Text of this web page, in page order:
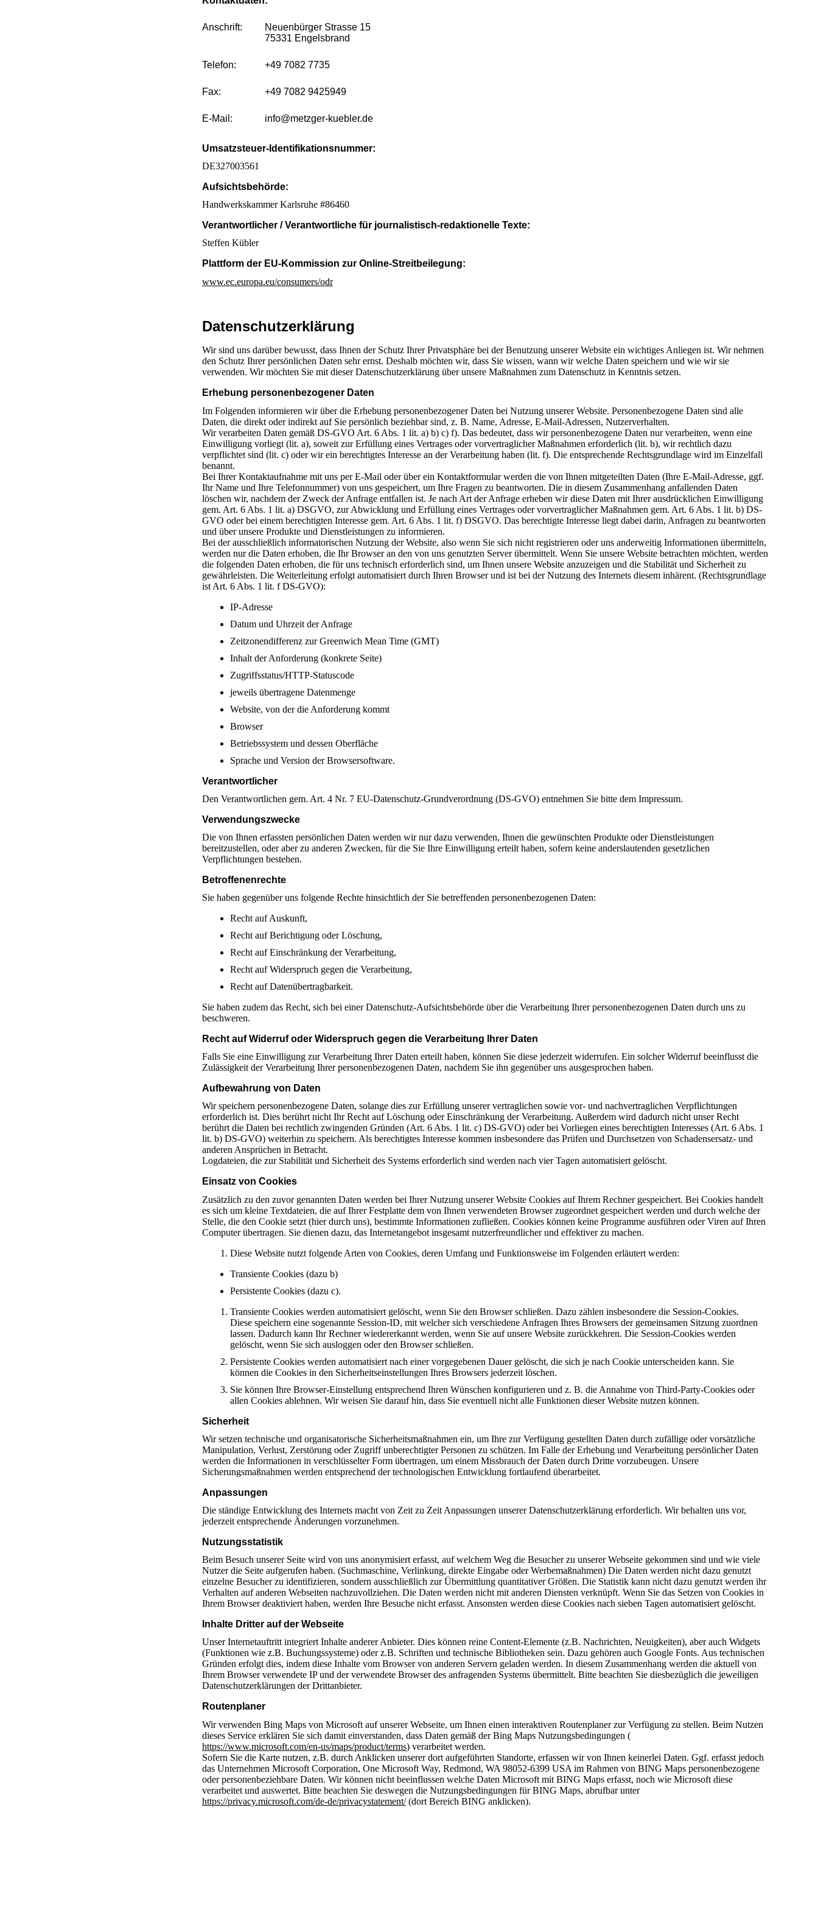
Anschrift:
Neuenbürger Strasse 15
75331 Engelsbrand
Telefon: +49 7082 7735
Fax: +49 7082 9425949
E-Mail: info@metzger-kuebler.de
Umsatzsteuer-Identifikationsnummer:
DE327003561
Aufsichtsbehörde:
Handwerkskammer Karlsruhe #86460
Verantwortlicher / Verantwortliche für journalistisch-redaktionelle Texte:
Steffen Kübler
Plattform der EU-Kommission zur Online-Streitbeilegung:
www.ec.europa.eu/consumers/odr
Datenschutz­erklärung
Wir sind uns darüber bewusst, dass Ihnen der Schutz Ihrer Privatsphäre bei der Benutzung unserer Website ein wichtiges Anliegen ist. Wir nehmen
den Schutz Ihrer persönlichen Daten sehr ernst. Deshalb möchten wir, dass Sie wissen, wann wir welche Daten speichern und wie wir sie
verwenden. Wir möchten Sie mit dieser Datenschutzerklärung über unsere Maßnahmen zum Datenschutz in Kenntnis setzen.
Erhebung personenbezogener Daten
Im Folgenden informieren wir über die Erhebung personenbezogener Daten bei Nutzung unserer Website. Personenbezogene Daten sind alle
Daten, die direkt oder indirekt auf Sie persönlich beziehbar sind, z. B. Name, Adresse, E-Mail-Adressen, Nutzerverhalten.
Wir verarbeiten Daten gemäß DS-GVO Art. 6 Abs. 1 lit. a) b) c) f). Das bedeutet, dass wir personenbezogene Daten nur verarbeiten, wenn eine
Einwilligung vorliegt (lit. a), soweit zur Erfüllung eines Vertrages oder vorvertraglicher Maßnahmen erforderlich (lit. b), wir rechtlich dazu
verpflichtet sind (lit. c) oder wir ein berechtigtes Interesse an der Verarbeitung haben (lit. f). Die entsprechende Rechtsgrundlage wird im Einzelfall
benannt.
Bei Ihrer Kontaktaufnahme mit uns per E-Mail oder über ein Kontaktformular werden die von Ihnen mitgeteilten Daten (Ihre E-Mail-Adresse, ggf.
Ihr Name und Ihre Telefonnummer) von uns gespeichert, um Ihre Fragen zu beantworten. Die in diesem Zusammenhang anfallenden Daten
löschen wir, nachdem der Zweck der Anfrage entfallen ist. Je nach Art der Anfrage erheben wir diese Daten mit Ihrer ausdrücklichen Einwilligung
gem. Art. 6 Abs. 1 lit. a) DSGVO, zur Abwicklung und Erfüllung eines Vertrages oder vorvertraglicher Maßnahmen gem. Art. 6 Abs. 1 lit. b) DS-
GVO oder bei einem berechtigten Interesse gem. Art. 6 Abs. 1 lit. f) DSGVO. Das berechtigte Interesse liegt dabei darin, Anfragen zu beantworten
und über unsere Produkte und Dienstleistungen zu informieren.
Bei der ausschließlich informatorischen Nutzung der Website, also wenn Sie sich nicht registrieren oder uns anderweitig Informationen übermitteln,
werden nur die Daten erhoben, die Ihr Browser an den von uns genutzten Server übermittelt. Wenn Sie unsere Website betrachten möchten, werden
die folgenden Daten erhoben, die für uns technisch erforderlich sind, um Ihnen unsere Website anzuzeigen und die Stabilität und Sicherheit zu
gewährleisten. Die Weiterleitung erfolgt automatisiert durch Ihren Browser und ist bei der Nutzung des Internets diesem inhärent. (Rechtsgrundlage
ist Art. 6 Abs. 1 lit. f DS-GVO):
IP-Adresse
Datum und Uhrzeit der Anfrage
Zeitzonendifferenz zur Greenwich Mean Time (GMT)
Inhalt der Anforderung (konkrete Seite)
Zugriffsstatus/HTTP-Statuscode
jeweils übertragene Datenmenge
Website, von der die Anforderung kommt
Browser
Betriebssystem und dessen Oberfläche
Sprache und Version der Browsersoftware.
Verantwortlicher
Den Verantwortlichen gem. Art. 4 Nr. 7 EU-Datenschutz-Grundverordnung (DS-GVO) entnehmen Sie bitte dem Impressum.
Verwendungszwecke
Die von Ihnen erfassten persönlichen Daten werden wir nur dazu verwenden, Ihnen die gewünschten Produkte oder Dienstleistungen
bereitzustellen, oder aber zu anderen Zwecken, für die Sie Ihre Einwilligung erteilt haben, sofern keine anderslautenden gesetzlichen
Verpflichtungen bestehen.
Betroffenenrechte
Sie haben gegenüber uns folgende Rechte hinsichtlich der Sie betreffenden personenbezogenen Daten:
Recht auf Auskunft,
Recht auf Berichtigung oder Löschung,
Recht auf Einschränkung der Verarbeitung,
Recht auf Widerspruch gegen die Verarbeitung,
Recht auf Datenübertragbarkeit.
Sie haben zudem das Recht, sich bei einer Datenschutz-Aufsichtsbehörde über die Verarbeitung Ihrer personenbezogenen Daten durch uns zu
beschweren.
Recht auf Widerruf oder Widerspruch gegen die Verarbeitung Ihrer Daten
Falls Sie eine Einwilligung zur Verarbeitung Ihrer Daten erteilt haben, können Sie diese jederzeit widerrufen. Ein solcher Widerruf beeinflusst die
Zulässigkeit der Verarbeitung Ihrer personenbezogenen Daten, nachdem Sie ihn gegenüber uns ausgesprochen haben.
Aufbewahrung von Daten
Wir speichern personenbezogene Daten, solange dies zur Erfüllung unserer vertraglichen sowie vor- und nachvertraglichen Verpflichtungen
erforderlich ist. Dies berührt nicht Ihr Recht auf Löschung oder Einschränkung der Verarbeitung. Außerdem wird dadurch nicht unser Recht
berührt die Daten bei rechtlich zwingenden Gründen (Art. 6 Abs. 1 lit. c) DS-GVO) oder bei Vorliegen eines berechtigten Interesses (Art. 6 Abs. 1
lit. b) DS-GVO) weiterhin zu speichern. Als berechtigtes Interesse kommen insbesondere das Prüfen und Durchsetzen von Schadensersatz- und
anderen Ansprüchen in Betracht.
Logdateien, die zur Stabilität und Sicherheit des Systems erforderlich sind werden nach vier Tagen automatisiert gelöscht.
Einsatz von Cookies
Zusätzlich zu den zuvor genannten Daten werden bei Ihrer Nutzung unserer Website Cookies auf Ihrem Rechner gespeichert. Bei Cookies handelt
es sich um kleine Textdateien, die auf Ihrer Festplatte dem von Ihnen verwendeten Browser zugeordnet gespeichert werden und durch welche der
Stelle, die den Cookie setzt (hier durch uns), bestimmte Informationen zufließen. Cookies können keine Programme ausführen oder Viren auf Ihren
Computer übertragen. Sie dienen dazu, das Internetangebot insgesamt nutzerfreundlicher und effektiver zu machen.
Diese Website nutzt folgende Arten von Cookies, deren Umfang und Funktionsweise im Folgenden erläutert werden:
Transiente Cookies (dazu b)
Persistente Cookies (dazu c).
Transiente Cookies werden automatisiert gelöscht, wenn Sie den Browser schließen. Dazu zählen insbesondere die Session-Cookies.
Diese speichern eine sogenannte Session-ID, mit welcher sich verschiedene Anfragen Ihres Browsers der gemeinsamen Sitzung zuordnen
lassen. Dadurch kann Ihr Rechner wiedererkannt werden, wenn Sie auf unsere Website zurückkehren. Die Session-Cookies werden
gelöscht, wenn Sie sich ausloggen oder den Browser schließen.
Persistente Cookies werden automatisiert nach einer vorgegebenen Dauer gelöscht, die sich je nach Cookie unterscheiden kann. Sie
können die Cookies in den Sicherheitseinstellungen Ihres Browsers jederzeit löschen.
Sie können Ihre Browser-Einstellung entsprechend Ihren Wünschen konfigurieren und z. B. die Annahme von Third-Party-Cookies oder
allen Cookies ablehnen. Wir weisen Sie darauf hin, dass Sie eventuell nicht alle Funktionen dieser Website nutzen können.
Sicherheit
Wir setzen technische und organisatorische Sicherheitsmaßnahmen ein, um Ihre zur Verfügung gestellten Daten durch zufällige oder vorsätzliche
Manipulation, Verlust, Zerstörung oder Zugriff unberechtigter Personen zu schützen. Im Falle der Erhebung und Verarbeitung persönlicher Daten
werden die Informationen in verschlüsselter Form übertragen, um einem Missbrauch der Daten durch Dritte vorzubeugen. Unsere
Sicherungsmaßnahmen werden entsprechend der technologischen Entwicklung fortlaufend überarbeitet.
Anpassungen
Die ständige Entwicklung des Internets macht von Zeit zu Zeit Anpassungen unserer Datenschutzerklärung erforderlich. Wir behalten uns vor,
jederzeit entsprechende Änderungen vorzunehmen.
Nutzungsstatistik
Beim Besuch unserer Seite wird von uns anonymisiert erfasst, auf welchem Weg die Besucher zu unserer Webseite gekommen sind und wie viele
Nutzer die Seite aufgerufen haben. (Suchmaschine, Verlinkung, direkte Eingabe oder Werbemaßnahmen) Die Daten werden nicht dazu genutzt
einzelne Besucher zu identifizieren, sondern ausschließlich zur Übermittlung quantitativer Größen. Die Statistik kann nicht dazu genutzt werden ihr
Verhalten auf anderen Webseiten nachzuvollziehen. Die Daten werden nicht mit anderen Diensten verknüpft. Wenn Sie das Setzen von Cookies in
Ihrem Browser deaktiviert haben, werden Ihre Besuche nicht erfasst. Ansonsten werden diese Cookies nach sieben Tagen automatisiert gelöscht.
Inhalte Dritter auf der Webseite
Unser Internetauftritt integriert Inhalte anderer Anbieter. Dies können reine Content-Elemente (z.B. Nachrichten, Neuigkeiten), aber auch Widgets
(Funktionen wie z.B. Buchungssysteme) oder z.B. Schriften und technische Bibliotheken sein. Dazu gehören auch Google Fonts. Aus technischen
Gründen erfolgt dies, indem diese Inhalte vom Browser von anderen Servern geladen werden. In diesem Zusammenhang werden die aktuell von
Ihrem Browser verwendete IP und der verwendete Browser des anfragenden Systems übermittelt. Bitte beachten Sie diesbezüglich die jeweiligen
Datenschutzerklärungen der Drittanbieter.
Routenplaner
Wir verwenden Bing Maps von Microsoft auf unserer Webseite, um Ihnen einen interaktiven Routenplaner zur Verfügung zu stellen. Beim Nutzen
dieses Service erklären Sie sich damit einverstanden, dass Daten gemäß der Bing Maps Nutzungsbedingungen (
https://www.microsoft.com/en-us/maps/product/terms) verarbeitet werden.
Sofern Sie die Karte nutzen, z.B. durch Anklicken unserer dort aufgeführten Standorte, erfassen wir von Ihnen keinerlei Daten. Ggf. erfasst jedoch
das Unternehmen Microsoft Corporation, One Microsoft Way, Redmond, WA 98052-6399 USA im Rahmen von BING Maps personenbezogene
oder personenbeziehbare Daten. Wir können nicht beeinflussen welche Daten Microsoft mit BING Maps erfasst, noch wie Microsoft diese
verarbeitet und auswertet. Bitte beachten Sie deswegen die Nutzungsbedingungen für BING Maps, abrufbar unter
https://privacy.microsoft.com/de-de/privacystatement/(dort Bereich BING anklicken).